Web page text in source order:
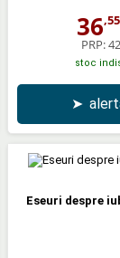
36,55
PRP:
stoc
➤
Eseuri despre